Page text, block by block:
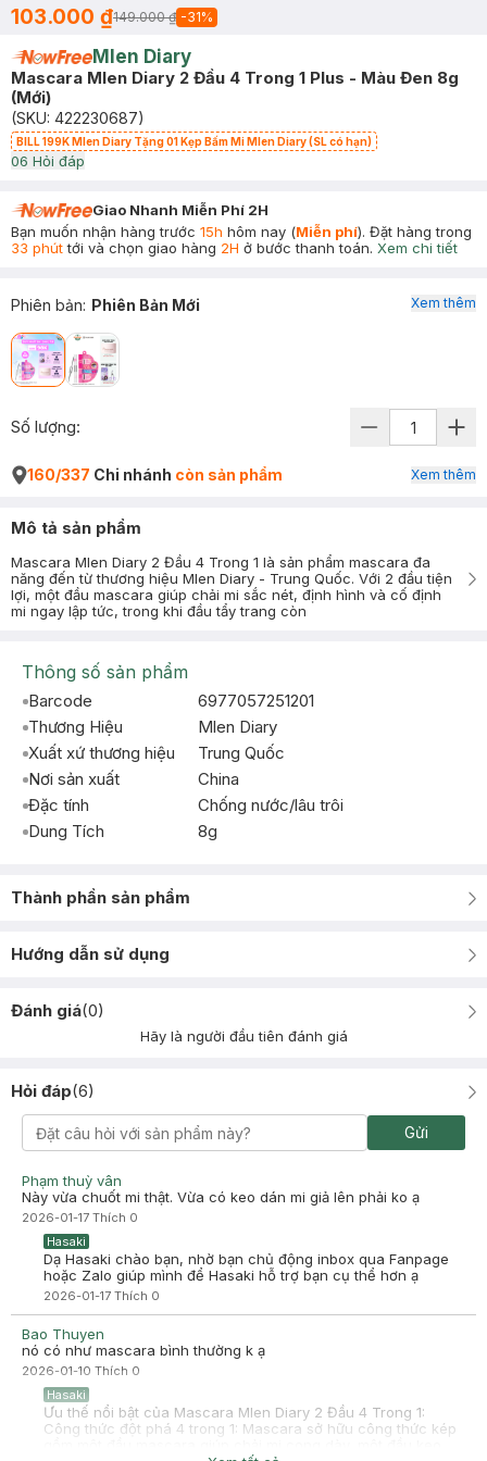
103.000 ₫149.000 ₫ -31%
Mlen Diary
Mascara Mlen Diary 2 Đầu 4 Trong 1 Plus - Màu Đen 8g
(Mới)
(SKU: 422230687)
BILL 199K Mlen Diary Tặng 01 Kẹp Bấm Mi Mlen Diary (SL có hạn)
06 Hỏi đáp
Giao Nhanh Miễn Phí 2H
Bạn muốn nhận hàng trước 15h hôm nay (Miễn phí). Đặt hàng trong
33 phúttới và chọn giao hàng 2H ở bước thanh toán. Xem chi tiết
Phiên bản: Phiên Bản Mới Xem thêm
Số lượng:
160/337 Chi nhánh còn sản phẩm Xem thêm
Mô tả sản phẩm
Mascara Mlen Diary 2 Đầu 4 Trong 1 là sản phẩm mascara đa
năng đến từ thương hiệu Mlen Diary - Trung Quốc. Với 2 đầu tiện
lợi, một đầu mascara giúp chải mi sắc nét, định hình và cố định
mi ngay lập tức, trong khi đầu tẩy trang còn
Thông số sản phẩm
Barcode
6977057251201
Thương Hiệu
Mlen Diary
Xuất xứ thương hiệu
Trung Quốc
Nơi sản xuất
China
Đặc tính
Chống nước/lâu trôi
Dung Tích
8g
Thành phần sản phẩm
Hướng dẫn sử dụng
Đánh giá(0)
Hãy là người đầu tiên đánh giá
Hỏi đáp(6)
Gửi
Phạm thuỳ vân
Này vừa chuốt mi thật. Vừa có keo dán mi giả lên phải ko ạ
2026-01-17 Thích 0
Hasaki
Dạ Hasaki chào bạn, nhờ bạn chủ động inbox qua Fanpage
hoặc Zalo giúp mình để Hasaki hỗ trợ bạn cụ thể hơn ạ
2026-01-17 Thích 0
Bao Thuyen
nó có như mascara bình thường k ạ
2026-01-10 Thích 0
Hasaki
Ưu thế nổi bật của Mascara Mlen Diary 2 Đầu 4 Trong 1:
Công thức đột phá 4 trong 1: Mascara sở hữu công thức kép